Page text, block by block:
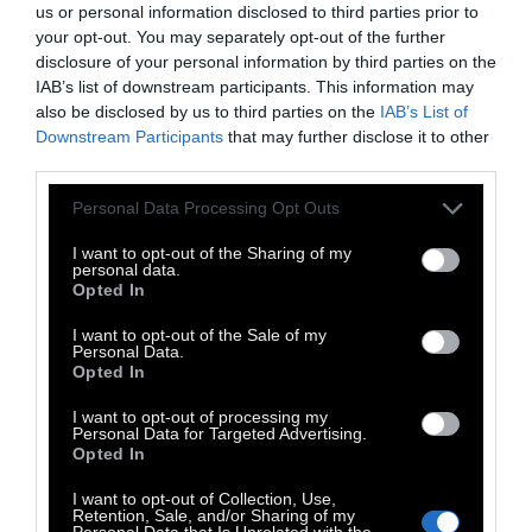
us or personal information disclosed to third parties prior to
your opt-out. You may separately opt-out of the further
disclosure of your personal information by third parties on the
IAB’s list of downstream participants. This information may
also be disclosed by us to third parties on the IAB’s List of
Downstream Participants that may further disclose it to other
Personal Data Processing Opt Outs
I want to opt-out of the Sharing of my
personal data.
Opted In
I want to opt-out of the Sale of my
Personal Data.
Opted In
I want to opt-out of processing my
Personal Data for Targeted Advertising.
Opted In
I want to opt-out of Collection, Use,
Retention, Sale, and/or Sharing of my
Τσαφούλια, το οποίο υπογράφει μαζί με την
Κατερίνα Φιλιώτου.
Στους πρωταγωνιστικούς ρόλους
επιστρέφουν ο Πυγμαλίων Δαδακαρίδης, o
Πέτρος Λαγούτης, η Βίκυ Παπαδοπούλου,
και ο Μάνος Βακούσης.Τον ρόλο του νέου
ανθρωποκτονιών Νίκου Βανόρτα
αναλαμβάνει ο Τάσος Νούσιας ενώ ο ο
Σπύρος Παπαδόπουλος επιστρέφει ως
Υποστράτηγος της Αστυνομίας. Η Κατερίνα
Διδασκάλου, η Μελισσάνθη Μαχούτ και ο
Δημήτρης Καπετανάκος, υποδύονται για
ακόμα μία φορά την γενετίστρια Ελένη
Μαρούδα, την Τόνια, και τον Άλκη Μασάτο,